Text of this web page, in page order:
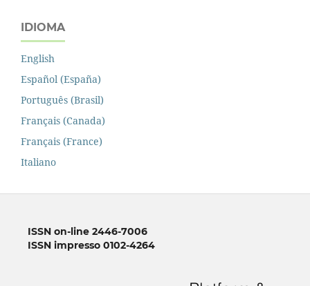
IDIOMA
English
Español (España)
Português (Brasil)
Français (Canada)
Français (France)
Italiano
ISSN on-line 2446-7006
ISSN impresso 0102-4264